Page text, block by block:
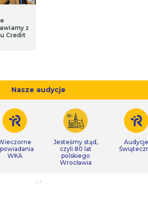
z
Credit
Nasze audycje
WKA
Jesteśmy stąd,
czyli 80 lat
polskiego
Wrocławia
Audycje